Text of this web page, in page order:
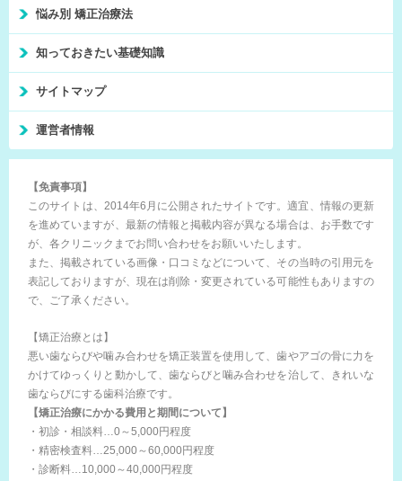
悩み別 矯正治療法
知っておきたい基礎知識
サイトマップ
運営者情報
【免責事項】
このサイトは、2014年6月に公開されたサイトです。適宜、情報の更新
を進めていますが、最新の情報と掲載内容が異なる場合は、お手数です
が、各クリニックまでお問い合わせをお願いいたします。
また、掲載されている画像・口コミなどについて、その当時の引用元を
表記しておりますが、現在は削除・変更されている可能性もありますの
で、ご了承ください。
【矯正治療とは】
悪い歯ならびや噛み合わせを矯正装置を使用して、歯やアゴの骨に力を
かけてゆっくりと動かして、歯ならびと噛み合わせを治して、きれいな
歯ならびにする歯科治療です。
【矯正治療にかかる費用と期間について】
・初診・相談料…0～5,000円程度
・精密検査料…25,000～60,000円程度
・診断料…10,000～40,000円程度